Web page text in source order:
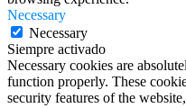
Necessary
Necessary
Siempre activado
Necessary cookies are
function properly. These
security features of the